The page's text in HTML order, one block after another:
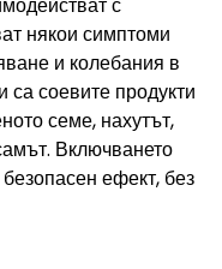
някои симптоми
и колебания в
са соевите продукти
семе, нахутът,
Включването
ефект, без